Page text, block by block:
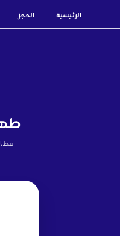
الرئيسية الحجز